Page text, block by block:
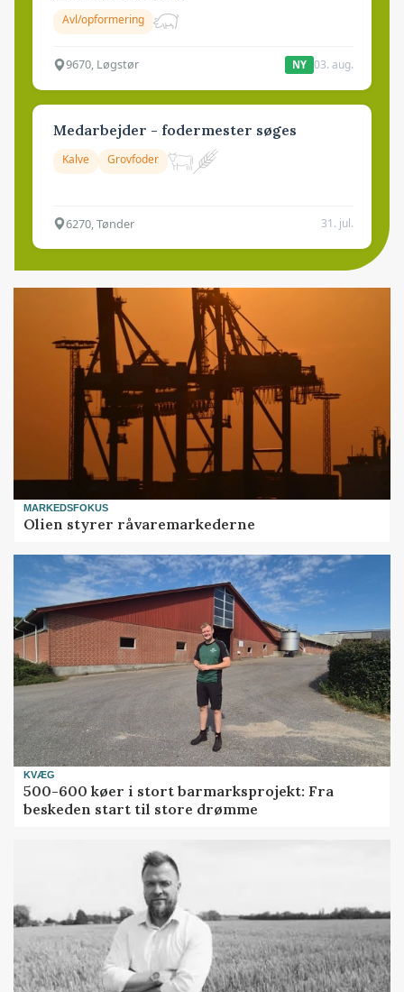
Avl/opformering
9670, Løgstør NY 03. aug.
Medarbejder - fodermester søges
Kalve Grovfoder
6270, Tønder 31. jul.
MARKEDSFOKUS
Olien styrer råvaremarkederne
KVÆG
500-600 køer i stort barmarksprojekt: Fra
beskeden start til store drømme